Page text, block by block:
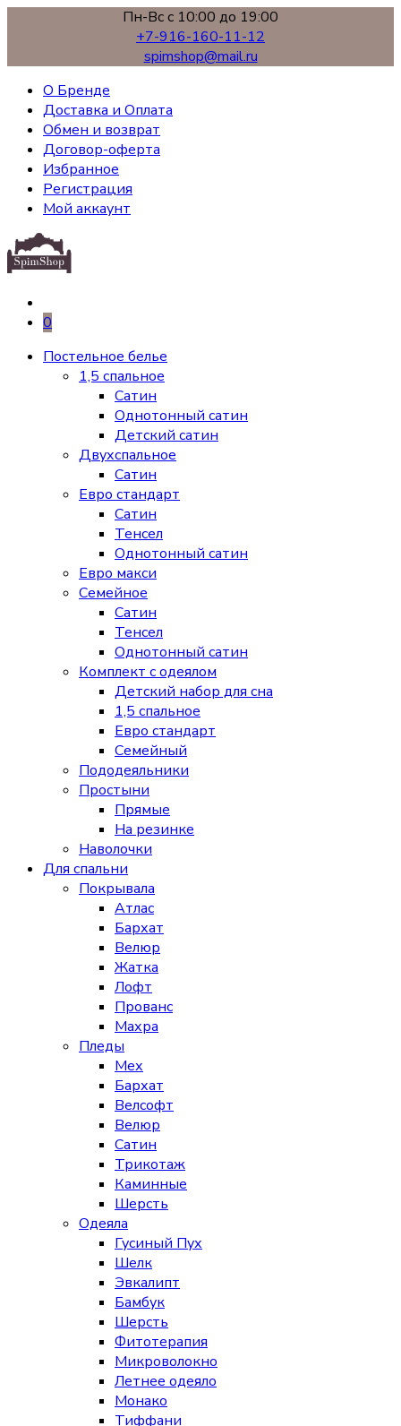
Пн-Вс с 10:00 до 19:00
+7-916-160-11-12
spimshop@mail.ru
О Бренде
Доставка и Оплата
Обмен и возврат
Договор-оферта
Избранное
Регистрация
Мой аккаунт
0
Постельное белье
1,5 спальное
Сатин
Однотонный сатин
Детский сатин
Двухспальное
Сатин
Евро стандарт
Сатин
Тенсел
Однотонный сатин
Евро макси
Семейное
Сатин
Тенсел
Однотонный сатин
Комплект с одеялом
Детский набор для сна
1,5 спальное
Евро стандарт
Семейный
Пододеяльники
Простыни
Прямые
На резинке
Наволочки
Для спальни
Покрывала
Атлас
Бархат
Велюр
Жатка
Лофт
Прованс
Махра
Пледы
Мех
Бархат
Велсофт
Велюр
Сатин
Трикотаж
Каминные
Шерсть
Одеяла
Гусиный Пух
Шелк
Эвкалипт
Бамбук
Шерсть
Фитотерапия
Микроволокно
Летнее одеяло
Монако
Тиффани